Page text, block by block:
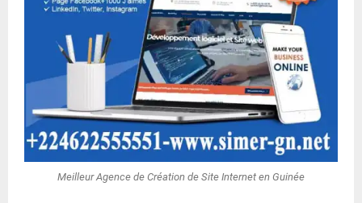
Meilleur Agence de Création de Site Internet en Guinée